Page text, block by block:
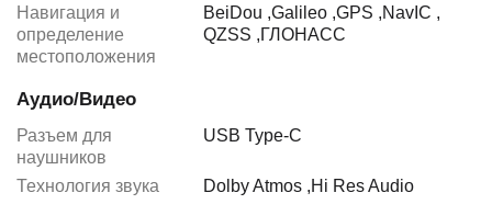
Навигация и
определение
местоположения
BeiDou ,Galileo ,GPS ,NavIC ,
QZSS ,ГЛОНАСС
Аудио/Видео
Разъем для
наушников
USB Type-C
Технология звука Dolby Atmos ,Hi Res Audio